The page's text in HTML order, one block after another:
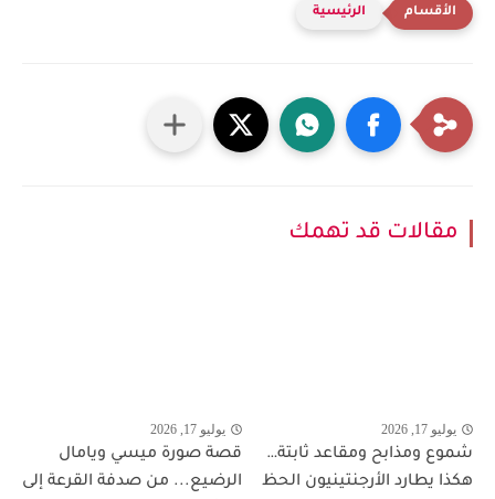
الرئيسية
مقالات قد تهمك
يوليو 17, 2026
شموع ومذابح ومقاعد ثابتة…
هكذا يطارد الأرجنتينيون الحظ
يوليو 17, 2026
قصة صورة ميسي ويامال
الرضيع... من صدفة القرعة إلى